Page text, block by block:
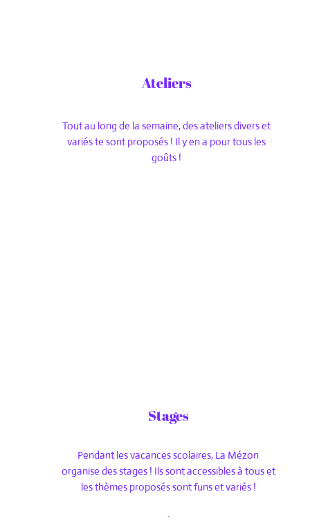
Ateliers
Tout au long de la semaine, des ateliers divers et
variés te sont proposés ! Il y en a pour tous les
goûts !
Stages
Pendant les vacances scolaires, La Mézon
organise des stages ! Ils sont accessibles à tous et
les thèmes proposés sont funs et variés !
.